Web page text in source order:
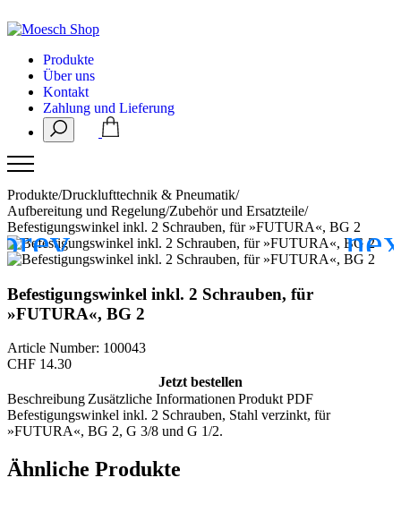
Produkte
Über uns
Kontakt
Zahlung und Lieferung
Produkte/Drucklufttechnik & Pneumatik/
Aufbereitung und Regelung/Zubehör und Ersatzteile/
Befestigungswinkel inkl. 2 Schrauben, für »FUTURA«, BG 2
Befestigungswinkel inkl. 2 Schrauben, für
»FUTURA«, BG 2
Article Number: 100043
CHF 14.30
Jetzt bestellen
Beschreibung Zusätzliche Informationen Produkt PDF
Befestigungswinkel inkl. 2 Schrauben, Stahl verzinkt, für
»FUTURA«, BG 2, G 3/8 und G 1/2.
Ähnliche Produkte